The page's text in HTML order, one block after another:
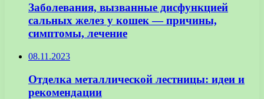
Заболевания, вызванные дисфункцией
сальных желез у кошек — причины,
симптомы, лечение
08.11.2023
Отделка металлической лестницы: идеи и
рекомендации